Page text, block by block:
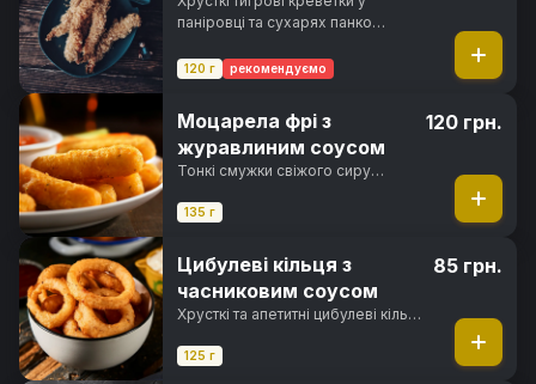
паніровці та сухарях панко
золотистої скоринки
120 г рекомендуємо
Моцарела фрі з
журавлиним соусом
Тонкі смужки свіжого сиру
панко до хрусткої скоринки з
всередині
135 г
120 грн.
Цибулеві кільця з
часниковим соусом
Хрусткі та апетитні цибулеві кільця
часниковим соусом
125 г
85 грн.